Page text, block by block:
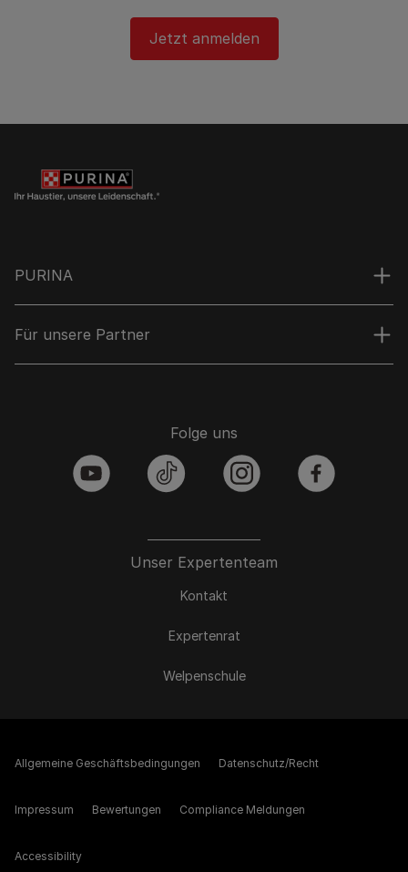
Jetzt anmelden
PURINA
Für unsere Partner
Unser Expertenteam
Kontakt
Expertenrat
Welpenschule
Folge uns
youtube tiktok instagram facebook
Allgemeine Geschäftsbedingungen Datenschutz/Recht
Impressum Bewertungen Compliance Meldungen
Accessibility